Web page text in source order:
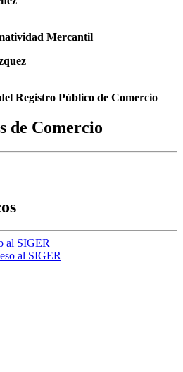
Mercantil
Registro Público de Comercio
de Comercio
al SIGER
al SIGER